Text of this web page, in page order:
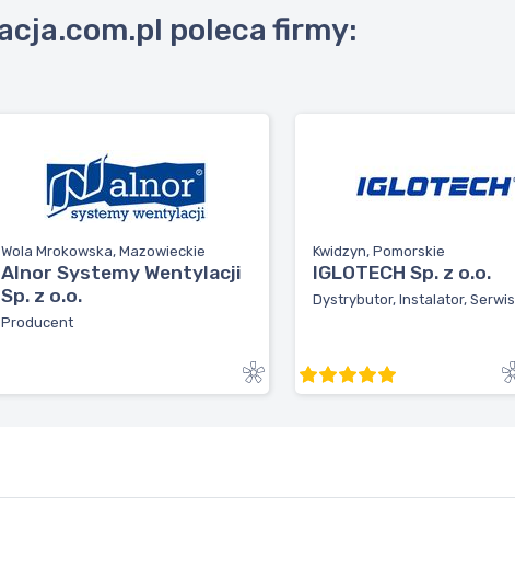
poleca firmy:
Wola Mrokowska, Mazowieckie
Alnor Systemy Wentylacji
Sp. z o.o.
Producent
Kwidzyn, Pomorskie
IGLOTECH Sp. z o.o.
Dystrybutor, Instalator, Serwis